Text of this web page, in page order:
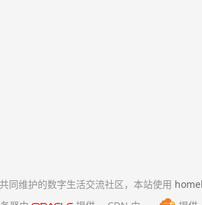
同维护的数字生活交流社区，本站使用